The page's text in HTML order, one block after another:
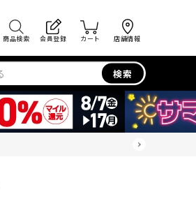
商品検索 会員登録 カート 店舗情報
検索